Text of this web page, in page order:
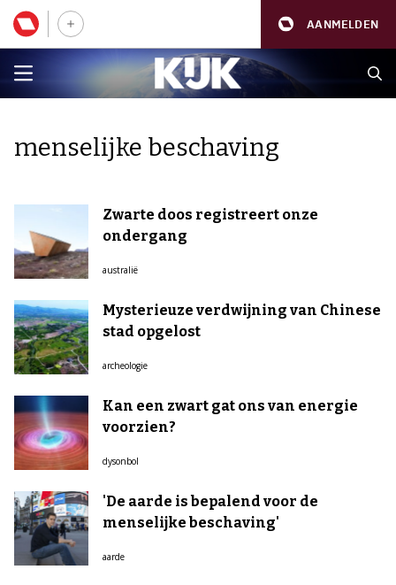
AANMELDEN
menselijke beschaving
Zwarte doos registreert onze
ondergang
australië
Mysterieuze verdwijning van Chinese
stad opgelost
archeologie
Kan een zwart gat ons van energie
voorzien?
dysonbol
'De aarde is bepalend voor de
menselijke beschaving'
aarde